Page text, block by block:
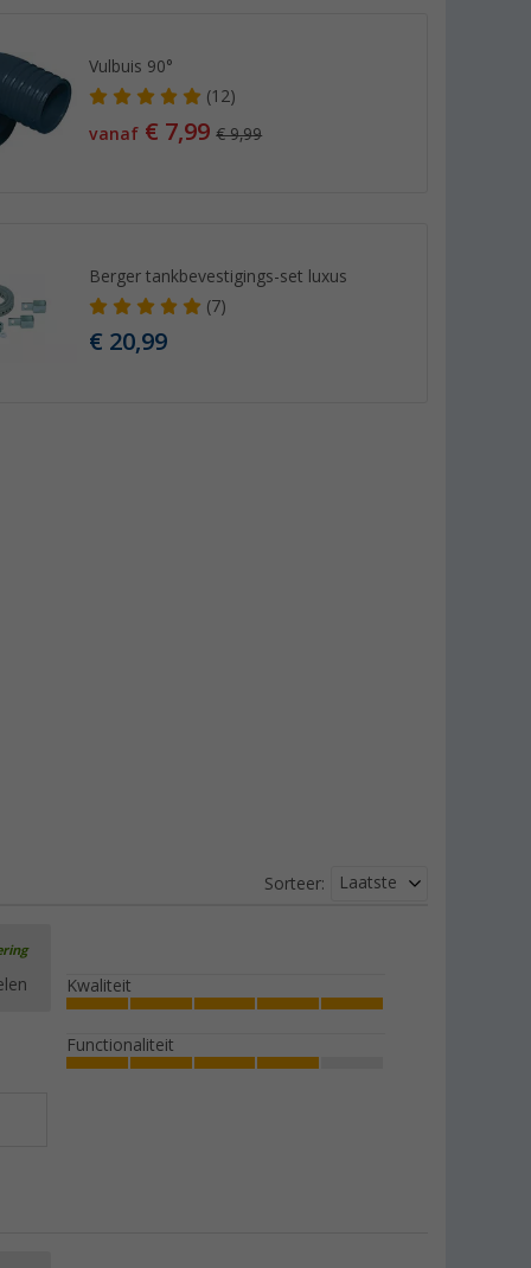
Vulbuis 90°
(12)
vanaf € 7,99€ 9,99
Berger tankbevestigings-set luxus
(7)
€ 20,99
Sorteer: Laatste
Kwaliteit
Functionaliteit